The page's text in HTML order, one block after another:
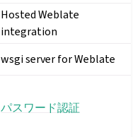
Hosted Weblate
integration
wsgi server for Weblate
パスワード認証